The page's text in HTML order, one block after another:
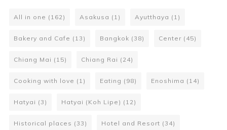
All in one (162) Asakusa (1) Ayutthaya (1)
Bakery and Cafe (13) Bangkok (38) Center (45)
Chiang Mai (15) Chiang Rai (24)
Cooking with love (1) Eating (98) Enoshima (14)
Hatyai (3) Hatyai (Koh Lipe) (12)
Historical places (33) Hotel and Resort (34)